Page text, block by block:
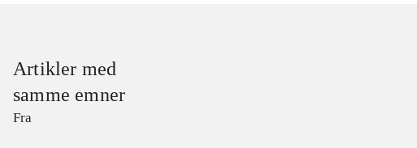
Artikler med
samme emner
Fra